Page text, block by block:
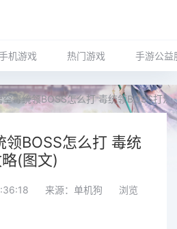
机游戏 热门游戏 手游公益
空毒统领BOSS怎么打 毒统领BOSS打法
领BOSS怎么打 毒统
(图文)
来源：单机狗
浏览